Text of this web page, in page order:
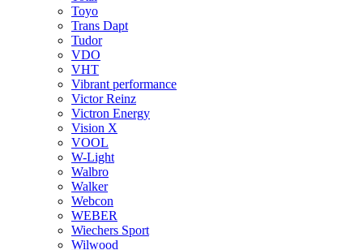
Toyo
Trans Dapt
Tudor
VDO
VHT
Vibrant performance
Victor Reinz
Victron Energy
Vision X
VOOL
W-Light
Walbro
Walker
Webcon
WEBER
Wiechers Sport
Wilwood